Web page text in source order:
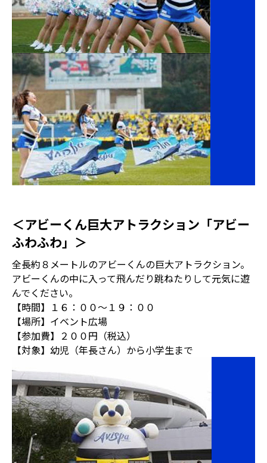
＜アビーくん巨大アトラクション「アビー
ふわふわ」＞
全長約８メートルのアビーくんの巨大アトラクション。
アビーくんの中に入って飛んだり跳ねたりして元気に遊
んでください。
【時間】１６：００～１９：００
【場所】イベント広場
【参加費】２００円（税込）
【対象】幼児（年長さん）から小学生まで